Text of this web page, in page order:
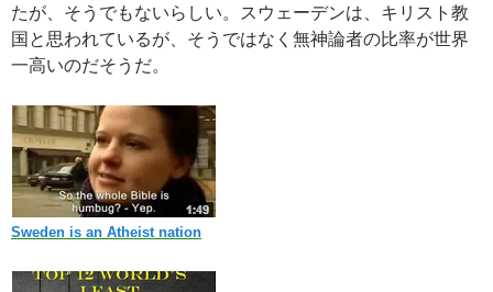
たが、そうでもないらしい。スウェーデンは、キリスト教
国と思われているが、そうではなく無神論者の比率が世界
一高いのだそうだ。
Sweden is an Atheist nation